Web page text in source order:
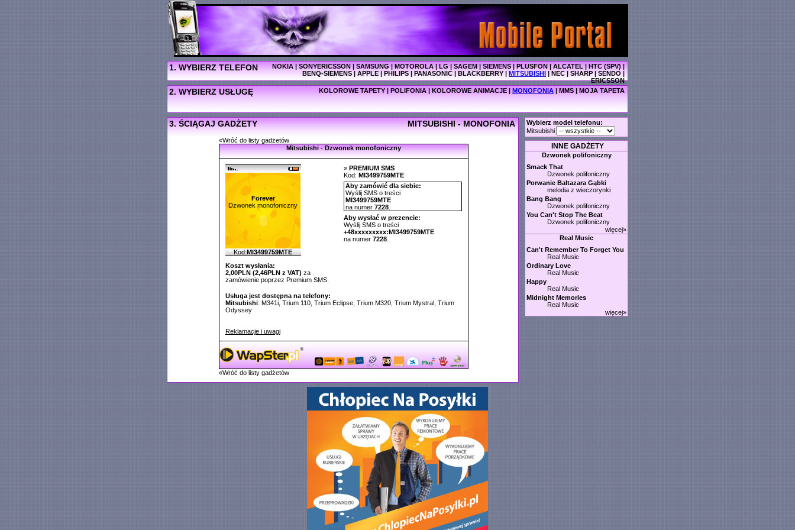
1. WYBIERZ TELEFON NOKIA|SONYERICSSON|SAMSUNG|MOTOROLA|LG|SAGEM|SIEMENS|PLUSFON|ALCATEL|HTC (SPV)|
BENQ-SIEMENS|APPLE|PHILIPS|PANASONIC|BLACKBERRY|MITSUBISHI|NEC|SHARP|SENDO|
ERICSSON
2. WYBIERZ USŁUGĘ KOLOROWE TAPETY | POLIFONIA | KOLOROWE ANIMACJE | MONOFONIA | MMS | MOJA TAPETA
3. ŚCIĄGAJ GADŻETY MITSUBISHI - MONOFONIA
«Wróć do listy gadżetów
Mitsubishi - Dzwonek monofoniczny
Forever
Dzwonek monofoniczny
Kod:MI3499759MTE
Koszt wysłania:
2,00PLN (2,46PLN z VAT) za
zamówienie poprzez Premium SMS.
» PREMIUM SMS
Kod: MI3499759MTE
Aby zamówić dla siebie:
Wyślij SMS o treści
MI3499759MTE
na numer 7228.
Aby wysłać w prezencie:
Wyślij SMS o treści
+48xxxxxxxxx:MI3499759MTE
na numer 7228.
Usługa jest dostępna na telefony:
Mitsubishi: M341i, Trium 110, Trium Eclipse, Trium M320, Trium Mystral, Trium
Odyssey
Reklamacje i uwagi
«Wróć do listy gadżetów
Wybierz model telefonu:
Mitsubishi
INNE GADŻETY
Dzwonek polifoniczny
Smack That
Dzwonek polifoniczny
Porwanie Baltazara Gąbki
melodia z wieczorynki
Bang Bang
Dzwonek polifoniczny
You Can't Stop The Beat
Dzwonek polifoniczny
więcej»
Real Music
Can't Remember To Forget You
Real Music
Ordinary Love
Real Music
Happy
Real Music
Midnight Memories
Real Music
więcej»